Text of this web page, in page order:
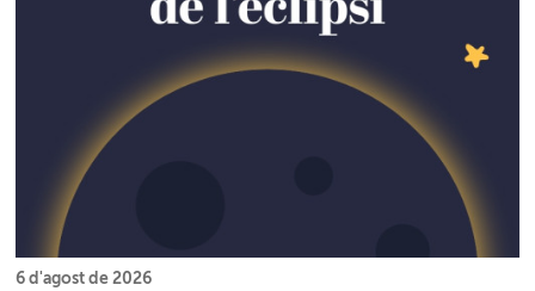
6 d'agost de 2026